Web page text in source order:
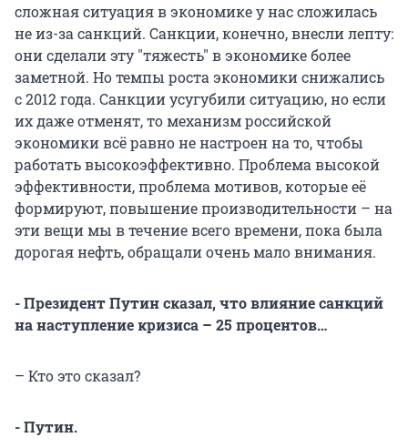
сложная ситуация в экономике у нас сложилась
не из-за санкций. Санкции, конечно, внесли лепту:
они сделали эту "тяжесть" в экономике более
заметной. Но темпы роста экономики снижались
с 2012 года. Санкции усугубили ситуацию, но если
их даже отменят, то механизм российской
экономики всё равно не настроен на то, чтобы
работать высокоэффективно. Проблема высокой
эффективности, проблема мотивов, которые её
формируют, повышение производительности – на
эти вещи мы в течение всего времени, пока была
дорогая нефть, обращали очень мало внимания.
- Президент Путин сказал, что влияние санкций
на наступление кризиса – 25 процентов…
– Кто это сказал?
- Путин.